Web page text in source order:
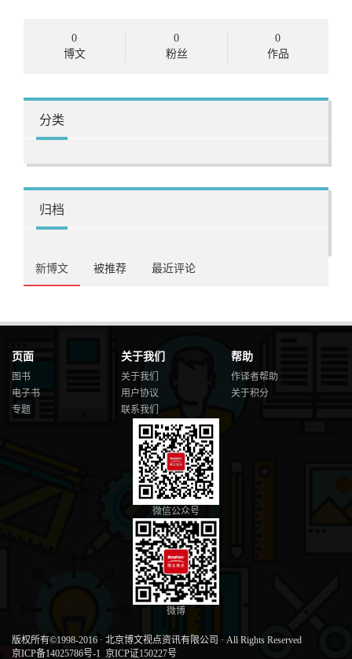
0
博文
0
粉丝
0
作品
分类
归档
新博文 被推荐 最近评论
页面
图书
电子书
专题
关于我们
关于我们
用户协议
联系我们
帮助
作译者帮助
关于积分
微信公众号
微博
版权所有©1998-2016 · 北京博文视点资讯有限公司 · All Rights Reserved
京ICP备14025786号-1 京ICP证150227号